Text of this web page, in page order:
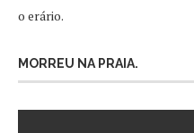
o erário.
MORREU NA PRAIA.